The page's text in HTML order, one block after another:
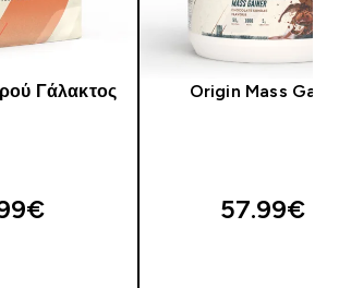
Γάλακτος Origin Mass
57.99€‎